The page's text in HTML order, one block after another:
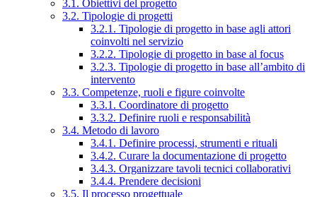
3.1. Obiettivi del progetto
3.2. Tipologie di progetti
3.2.1. Tipologie di progetto in base agli attori
coinvolti nel servizio
3.2.2. Tipologie di progetto in base al focus
3.2.3. Tipologie di progetto in base all’ambito di
intervento
3.3. Competenze, ruoli e figure coinvolte
3.3.1. Coordinatore di progetto
3.3.2. Definire ruoli e responsabilità
3.4. Metodo di lavoro
3.4.1. Definire processi, strumenti e rituali
3.4.2. Curare la documentazione di progetto
3.4.3. Organizzare tavoli tecnici collaborativi
3.4.4. Prendere decisioni
3.5. Il processo progettuale